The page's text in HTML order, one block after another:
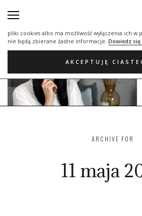
statystycznych, reklamowych oraz funkcjonalnych.
pliki cookies albo ma możliwość wyłączenia ich w
nie będą zbierane żadne informacje. Dowiedz się
AKCEPTUJĘ
ARCHIVE FOR
11 maja